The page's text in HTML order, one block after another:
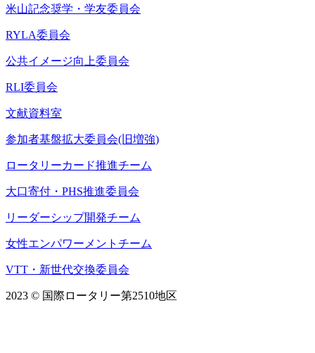
米山記念奨学・学友委員会
RYLA委員会
公共イメージ向上委員会
RLI委員会
文献資料室
参加者基盤拡大委員会(旧増強)
ロータリーカード推進チーム
大口寄付・PHS推進委員会
リーダーシップ開発チーム
女性エンパワーメントチーム
VTT・新世代交換委員会
2023 © 国際ロータリー第2510地区